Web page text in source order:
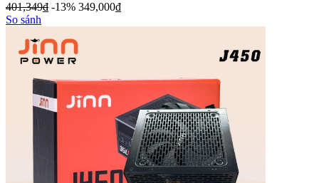
401,349đ -13% 349,000đ
So sánh